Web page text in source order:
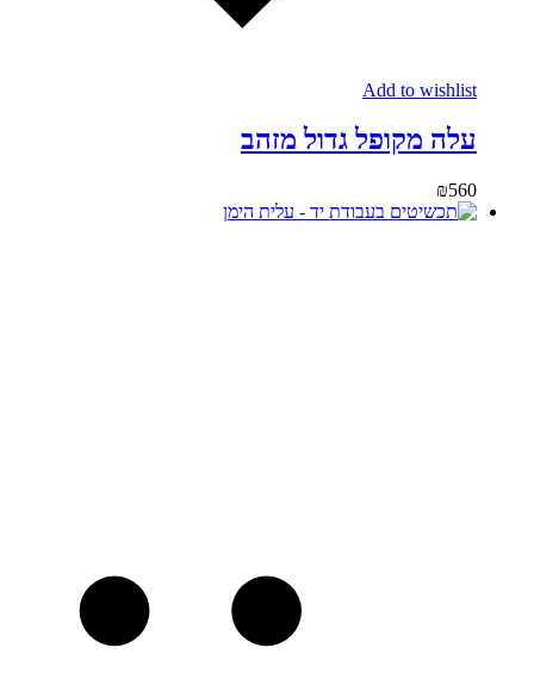
Add to wishlist
עלה מקופל גדול מזהב
₪560